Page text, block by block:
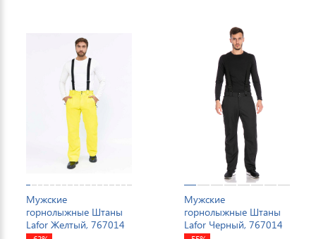
Мужские
горнолыжные Штаны
Lafor Желтый, 767014
Мужские
горнолыжные Штаны
Lafor Черный, 767014